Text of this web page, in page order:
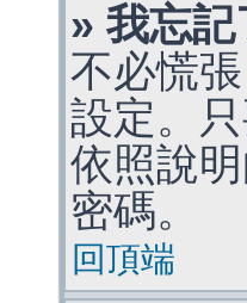
» 我忘記
不必慌
設定。
依照說
密碼。
回頂端